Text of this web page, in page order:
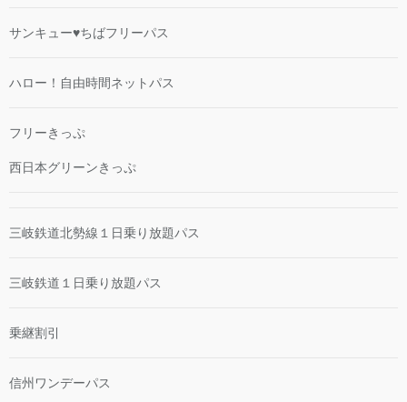
サンキュー♥ちばフリーパス
ハロー！自由時間ネットパス
フリーきっぷ
西日本グリーンきっぷ
三岐鉄道北勢線１日乗り放題パス
三岐鉄道１日乗り放題パス
乗継割引
信州ワンデーパス